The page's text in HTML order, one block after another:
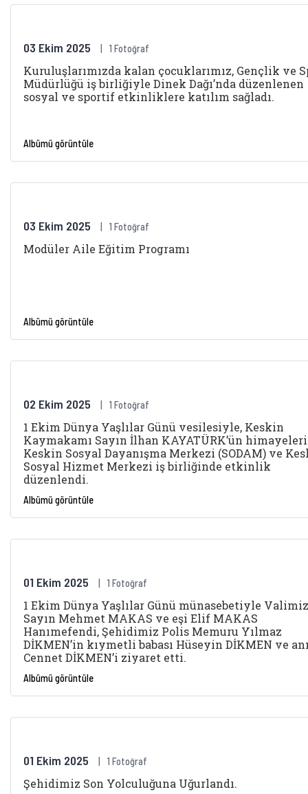
03 Ekim 2025 1 Fotoğraf
Kuruluşlarımızda kalan çocuklarımız, Gençlik ve
Müdürlüğü iş birliğiyle Dinek Dağı’nda düzenlenen
sosyal ve sportif etkinliklere katılım sağladı.
Albümü görüntüle
03 Ekim 2025 1 Fotoğraf
Modüler Aile Eğitim Programı
Albümü görüntüle
02 Ekim 2025 1 Fotoğraf
1 Ekim Dünya Yaşlılar Günü vesilesiyle, Keskin
Kaymakamı Sayın İlhan KAYATÜRK’ün
Keskin Sosyal Dayanışma Merkezi (SODAM) ve
Sosyal Hizmet Merkezi iş birliğinde etkinlik
düzenlendi.
Albümü görüntüle
01 Ekim 2025 1 Fotoğraf
1 Ekim Dünya Yaşlılar Günü münasebetiyle Valimiz
Sayın Mehmet MAKAS ve eşi Elif MAKAS
Hanımefendi, Şehidimiz Polis Memuru Yılmaz
DİKMEN’in kıymetli babası Hüseyin DİKMEN ve
Cennet DİKMEN’i ziyaret etti.
Albümü görüntüle
01 Ekim 2025 1 Fotoğraf
Şehidimiz Son Yolculuğuna Uğurlandı.